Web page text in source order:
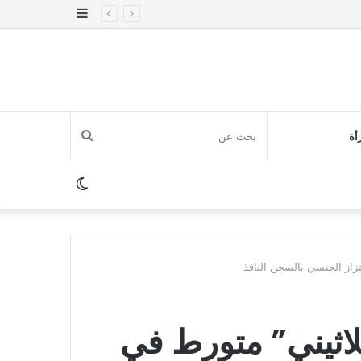
إضافة
بحث
عنالوضع
المظلم
الجنسي بالسجن النافذ
متورط في